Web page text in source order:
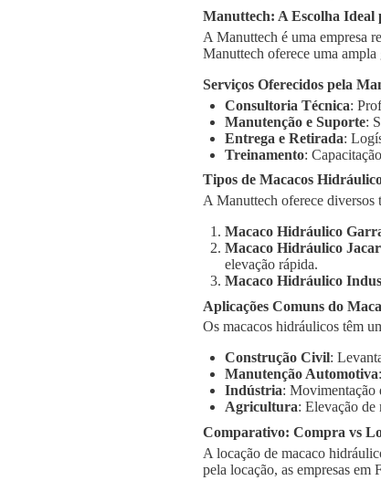
Manuttech: A Escolha Ideal
A Manuttech é uma empresa
Manuttech oferece uma ampla
Serviços Oferecidos pela
Consultoria Técnica:
Manutenção e Suporte:
Entrega e Retirada:
Treinamento:
Tipos de Macacos
A Manuttech oferece diversos
Macaco Hidráulico
Macaco Hidráulico
elevação rápida.
Macaco Hidráulico
Aplicações Comuns do
Os macacos hidráulicos têm
Construção Civil:
Manutenção Automotiva
Indústria: Movimentação
Agricultura: Elevação de
Comparativo: Compra vs
A locação de macaco
pela locação, as empresas